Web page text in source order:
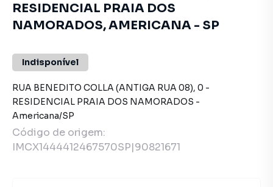
RESIDENCIAL PRAIA DOS
NAMORADOS, AMERICANA - SP
Indisponível
RUA BENEDITO COLLA (ANTIGA RUA 08), 0 -
RESIDENCIAL PRAIA DOS NAMORADOS -
Americana/SP
Código de origem:
IMCX1444412467570SP|90821671